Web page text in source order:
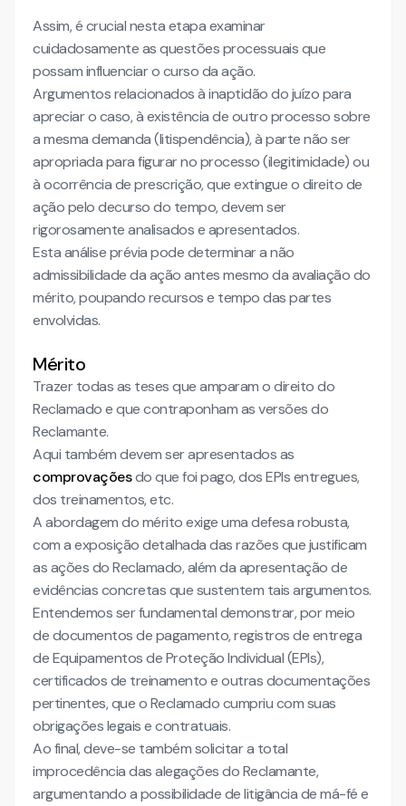
Assim, é crucial nesta etapa examinar
cuidadosamente as questões processuais que
possam influenciar o curso da ação.
Argumentos relacionados à inaptidão do juízo para
apreciar o caso, à existência de outro processo sobre
a mesma demanda (litispendência), à parte não ser
apropriada para figurar no processo (ilegitimidade) ou
à ocorrência de prescrição, que extingue o direito de
ação pelo decurso do tempo, devem ser
rigorosamente analisados e apresentados.
Esta análise prévia pode determinar a não
admissibilidade da ação antes mesmo da avaliação do
mérito, poupando recursos e tempo das partes
envolvidas.
Mérito
Trazer todas as teses que amparam o direito do
Reclamado e que contraponham as versões do
Reclamante.
Aqui também devem ser apresentados as
comprovaçõesdo que foi pago, dos EPIs entregues,
dos treinamentos, etc.
A abordagem do mérito exige uma defesa robusta,
com a exposição detalhada das razões que justificam
as ações do Reclamado, além da apresentação de
evidências concretas que sustentem tais argumentos.
Entendemos ser fundamental demonstrar, por meio
de documentos de pagamento, registros de entrega
de Equipamentos de Proteção Individual (EPIs),
certificados de treinamento e outras documentações
pertinentes, que o Reclamado cumpriu com suas
obrigações legais e contratuais.
Ao final, deve-se também solicitar a total
improcedência das alegações do Reclamante,
argumentando a possibilidade de litigância de má-fé e